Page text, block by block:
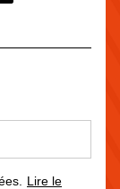
Lire le